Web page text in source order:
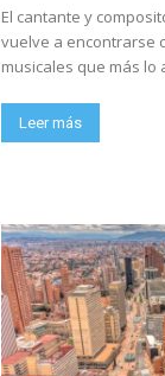
El cantante y
vuelve a encontrarse
musicales que más lo
Leer más